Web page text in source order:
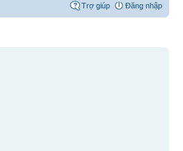
Trợ giúp Đăng nhập